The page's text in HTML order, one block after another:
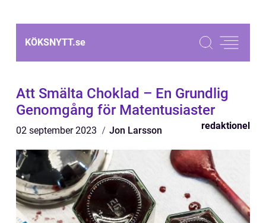
KÖKSNYTT.se
Att Smälta Choklad – En Grundlig
Genomgång för Matentusiaster
02 september 2023 Jon Larsson redaktionel